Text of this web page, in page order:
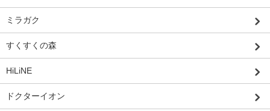
ミラガク
すくすくの森
HiLiNE
ドクターイオン